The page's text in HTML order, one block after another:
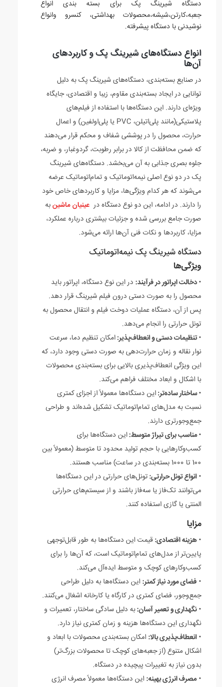
دستگاه شیرینگ پک برای بسته بندی انواع
جعبه،کارتن،شیشه،محصولات بهداشتی، کنسرو وانواع
نوشیدنی با دستگاه پیشرفته.
انواع دستگاه‌های شیرینگ پک و کاربردهای
آن‌ها
در صنایع بسته‌بندی، دستگاه‌های شیرینگ پک به دلیل
توانایی در ایجاد بسته‌بندی مقاوم، زیبا و اقتصادی، جایگاه
ویژه‌ای دارند. این دستگاه‌ها با استفاده از فیلم‌های
پلاستیکی(مانند پلی‌اتیلن، PVC یا پلی‌اولفین) و اعمال
حرارت، محصول را در پوششی شفاف و محکم قرار می‌دهند
که ضمن محافظت از کالا در برابر رطوبت، گردوغبار، و ضربه،
جلوه بصری جذابی به آن می‌بخشد. دستگاه‌های شیرینگ
پک در دو نوع اصلی نیمه‌اتوماتیک و تمام‌اتوماتیک عرضه
می‌شوند که هر کدام ویژگی‌ها، مزایا و کاربردهای خاص خود
را دارند. در ادامه، این دو نوع دستگاه در عینیان ماشینبه
صورت جامع بررسی شده و جزئیات بیشتری درباره عملکرد،
مزایا، کاربردها و نکات فنی آن‌ها ارائه می‌شود.
دستگاه شیرینگ پک نیمه‌اتوماتیک
ویژگی‌ها
•دخالت اپراتور در فرآیند: در این نوع دستگاه، اپراتور باید
محصول را به صورت دستی درون فیلم شیرینگ قرار دهد.
پس از آن، دستگاه عملیات دوخت فیلم و انتقال محصول به
تونل حرارتی را انجام می‌دهد.
•تنظیمات دستی و انعطاف‌پذیر:امکان تنظیم دما، سرعت
نوار نقاله و زمان حرارت‌دهی به صورت دستی وجود دارد، که
این ویژگی انعطاف‌پذیری بالایی برای بسته‌بندی محصولات
با اشکال و ابعاد مختلف فراهم می‌کند.
•ساختار ساده‌تر:این دستگاه‌ها معمولاً از اجزای کمتری
نسبت به مدل‌های تمام‌اتوماتیک تشکیل شده‌اند و طراحی
جمع‌وجورتری دارند.
•مناسب برای تیراژ متوسط:این دستگاه‌ها برای
کسب‌وکارهایی با حجم تولید محدود تا متوسط (معمولاً بین
100 تا 1000 بسته‌بندی در ساعت) مناسب هستند.
• انواع تونل حرارتی:تونل‌های حرارتی در این دستگاه‌ها
می‌توانند تک‌فاز یا سه‌فاز باشند و از سیستم‌های حرارتی
المنتی یا گازی استفاده کنند.
مزایا
• هزینه اقتصادی: قیمت این دستگاه‌ها به طور قابل‌توجهی
پایین‌تر از مدل‌های تمام‌اتوماتیک است، که آن‌ها را برای
کسب‌وکارهای کوچک و متوسط ایده‌آل می‌کند.
• فضای مورد نیاز کمتر: این دستگاه‌ها به دلیل طراحی
جمع‌وجور، فضای کمتری در کارگاه یا کارخانه اشغال می‌کنند.
• نگهداری و تعمیر آسان:به دلیل سادگی ساختار، تعمیرات و
نگهداری این دستگاه‌ها هزینه و زمان کمتری نیاز دارد.
• انعطاف‌پذیری بالا: امکان بسته‌بندی محصولات با ابعاد و
اشکال متنوع (از جعبه‌های کوچک تا محصولات بزرگ‌تر)
بدون نیاز به تغییرات پیچیده در دستگاه.
• مصرف انرژی بهینه: این دستگاه‌ها معمولاً مصرف انرژی